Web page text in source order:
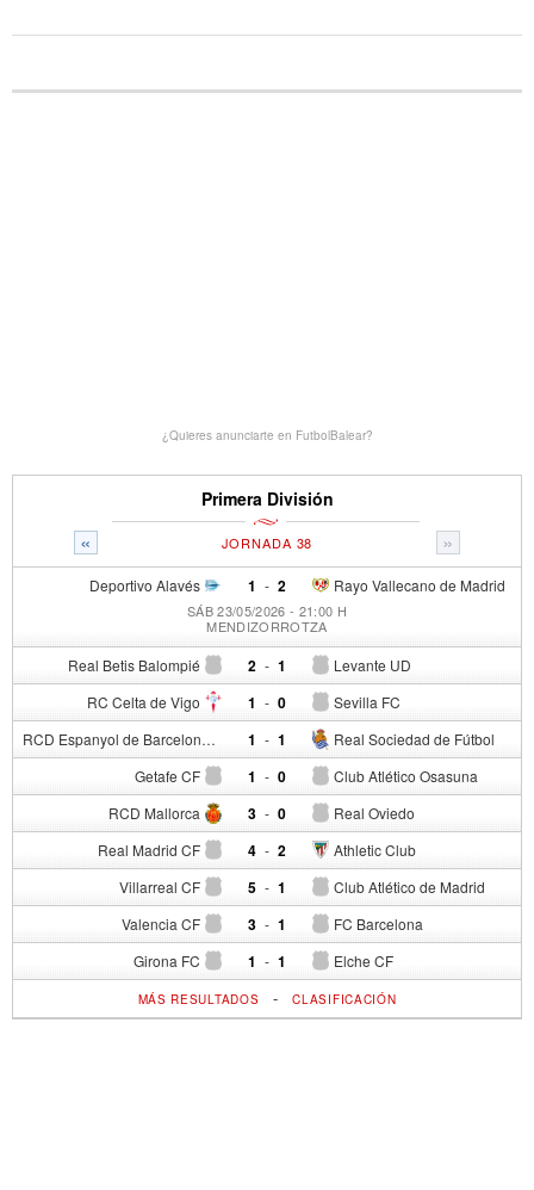
¿Quieres anunciarte en FutbolBalear?
Primera División
« »
JORNADA 38
Deportivo Alavés 1 - Rayo Vallecano de Madrid
2
SÁB 23/05/2026 - 21:00 H
MENDIZORROTZA
Real Betis Balompié 2 - Levante UD
1
RC Celta de Vigo 1 - Sevilla FC
0
RCD Espanyol de Barcelona 1 - Real Sociedad de Fútbol
1
Getafe CF 1 - Club Atlético Osasuna
0
RCD Mallorca 3 - Real Oviedo
0
Real Madrid CF 4 - Athletic Club
2
Villarreal CF 5 - Club Atlético de Madrid
1
Valencia CF 3 - FC Barcelona
1
Girona FC 1 - Elche CF
1
MÁS RESULTADOS -CLASIFICACIÓN